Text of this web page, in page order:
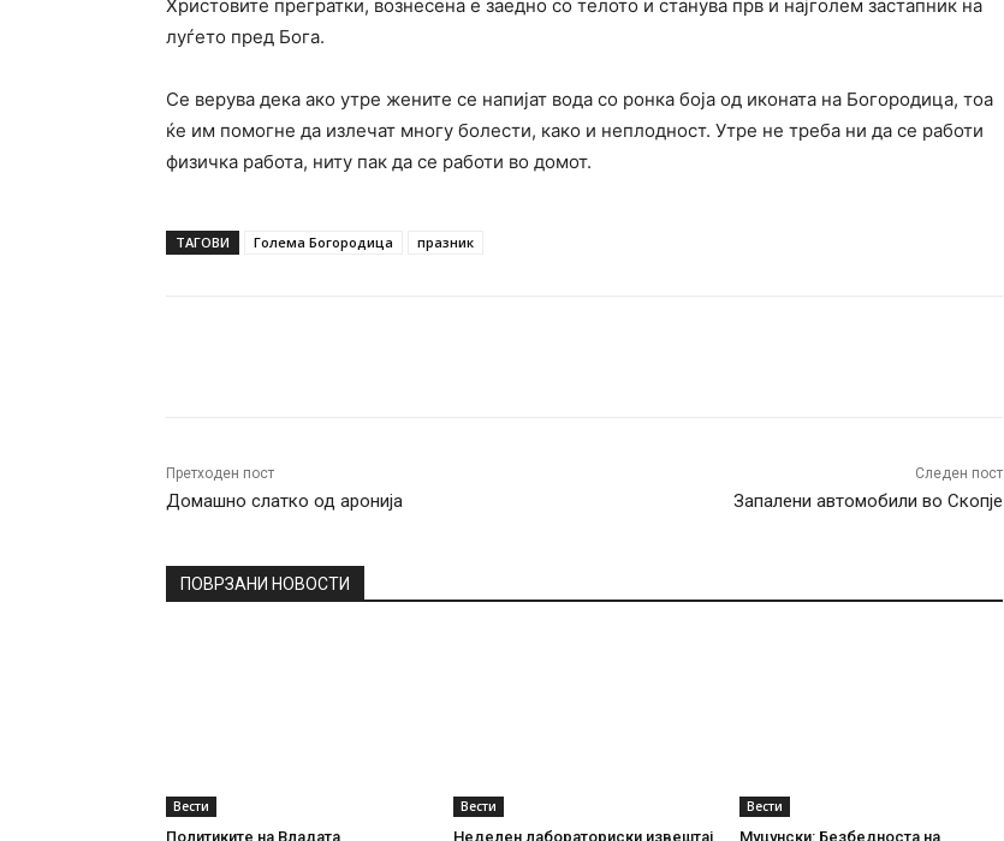
Христовите прегратки, вознесена е заедно со телото и станува прв и најголем застапник на
луѓето пред Бога.
Се верува дека ако утре жените се напијат вода со ронка боја од иконата на Богородица, тоа
ќе им помогне да излечат многу болести, како и неплодност. Утре не треба ни да се работи
физичка работа, ниту пак да се работи во домот.
ТАГОВИ Голема Богородица празник
Претходен пост
Домашно слатко од аронија
Следен пост
Запалени автомобили во Скопје
ПОВРЗАНИ НОВОСТИ
Вести
Политиките на Владата
Вести
Неделен лабораториски извештај
Вести
Муцунски: Безбедноста на